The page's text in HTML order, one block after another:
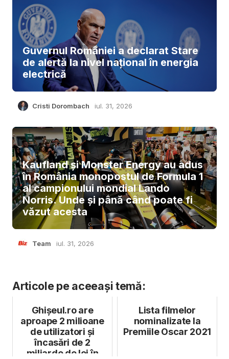
Guvernul României a declarat Stare
de alertă la nivel național în energia
electrică
Cristi Dorombach iul. 31, 2026
Kaufland și Monster Energy au adus
în România monopostul de Formula 1
al campionului mondial Lando
Norris. Unde și până când poate fi
văzut acesta
Team iul. 31, 2026
Articole pe aceeași temă:
Ghișeul.ro are
aproape 2 milioane
de utilizatori și
încasări de 2
miliarde de lei în
Lista filmelor
nominalizate la
Premiile Oscar 2021